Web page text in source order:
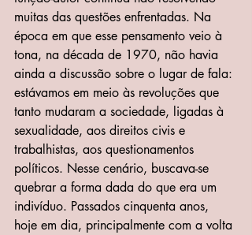
muitas das questões enfrentadas. Na
época em que esse pensamento veio à
tona, na década de 1970, não havia
ainda a discussão sobre o lugar de fala:
estávamos em meio às revoluções que
tanto mudaram a sociedade, ligadas à
sexualidade, aos direitos civis e
trabalhistas, aos questionamentos
políticos. Nesse cenário, buscava-se
quebrar a forma dada do que era um
indivíduo. Passados cinquenta anos,
hoje em dia, principalmente com a volta